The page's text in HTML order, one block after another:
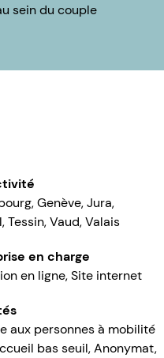
sein du couple
Genève, Jura,
Tessin, Vaud, Valais
en charge
en ligne, Site internet
aux personnes à mobilité
bas seuil, Anonymat,